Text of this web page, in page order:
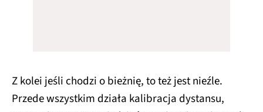
Z kolei jeśli chodzi o bieżnię, to też jest nieźle.
Przede wszystkim działa kalibracja dystansu,